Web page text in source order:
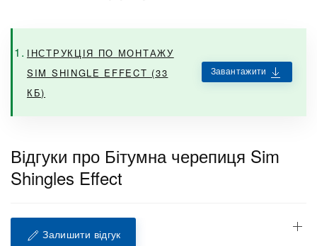
ІНСТРУКЦІЯ ПО МОНТАЖУ
SIM SHINGLE EFFECT (33
КБ)
Завантажити
Відгуки про Бітумна черепиця Sim
Shingles Effect
Залишити відгук